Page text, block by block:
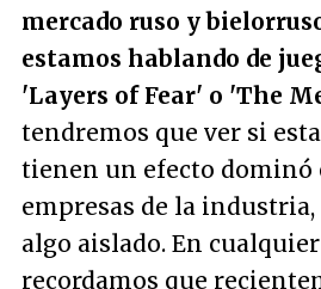
mercado ruso y
estamos hablando de
'Layers of Fear' o 'The
tendremos que ver si
tienen un efecto dominó
empresas de la industria,
algo aislado. En cualquier
recordamos que